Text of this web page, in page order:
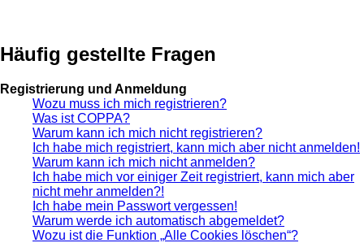
Häufig gestellte Fragen
Registrierung und Anmeldung
Wozu muss ich mich registrieren?
Was ist COPPA?
Warum kann ich mich nicht registrieren?
Ich habe mich registriert, kann mich aber nicht anmelden!
Warum kann ich mich nicht anmelden?
Ich habe mich vor einiger Zeit registriert, kann mich aber
nicht mehr anmelden?!
Ich habe mein Passwort vergessen!
Warum werde ich automatisch abgemeldet?
Wozu ist die Funktion „Alle Cookies löschen“?